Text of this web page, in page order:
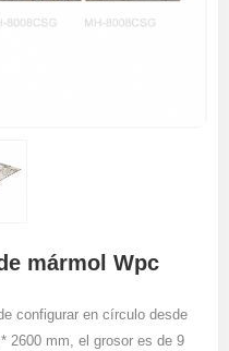
mármol Wpc
configurar en círculo desde
2600 mm, el grosor es de 9